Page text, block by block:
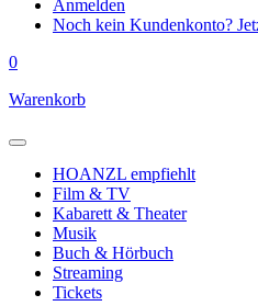
Anmelden
Noch kein Kundenkonto?
0
Warenkorb
HOANZL empfiehlt
Film & TV
Kabarett & Theater
Musik
Buch & Hörbuch
Streaming
Tickets